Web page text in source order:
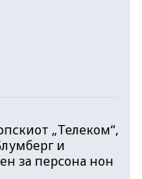
„Телеком“,
и
за персона нон